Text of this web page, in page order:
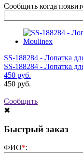
Сообщить когда
SS-188284 - Лопатка
SS-188284 - Лопатка
450 руб.
450 руб.
Сообщить
✖
Быстрый заказ
ФИО*: